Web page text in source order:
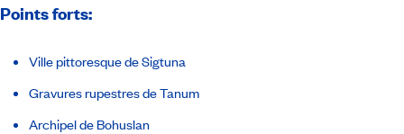
Points forts:
Ville pittoresque de Sigtuna
Gravures rupestres de Tanum
Archipel de Bohuslan